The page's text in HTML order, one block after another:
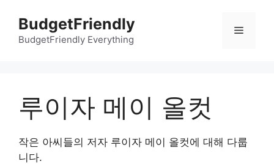
BudgetFriendly
BudgetFriendly Everything
메
루이자 메이 올컷
작은 아씨들의 저자 루이자 메이 올컷에 대해 다룹
니다.